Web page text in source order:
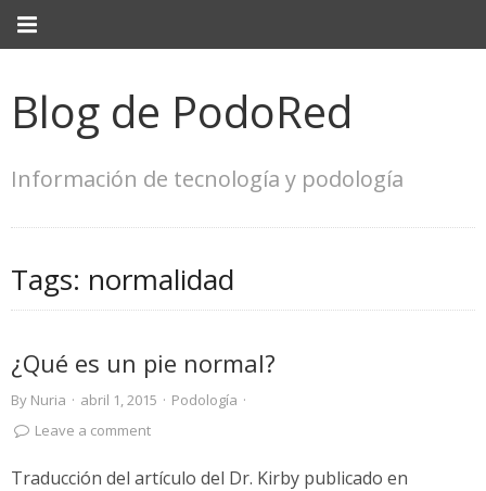
Blog de PodoRed
Información de tecnología y podología
Tags: normalidad
¿Qué es un pie normal?
By Nuria · abril 1, 2015 · Podología ·
Leave a comment
Traducción del artículo del Dr. Kirby publicado en